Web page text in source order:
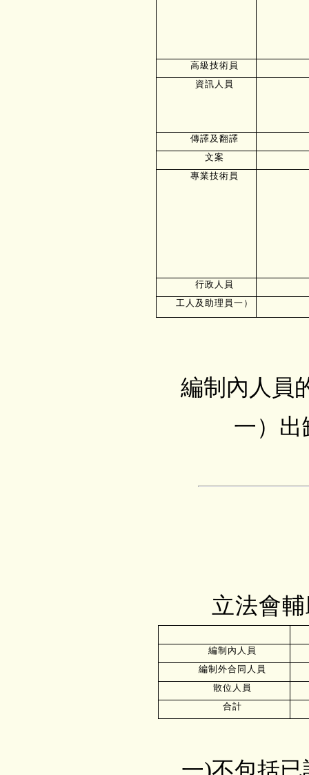
高級技術員
資訊人員
傳譯及翻譯
文案
專業技術員
行政人員
工人及助理員一）
編制內人員
一）出
立法會
編制內人員
編制外合同人員
散位人員
合計